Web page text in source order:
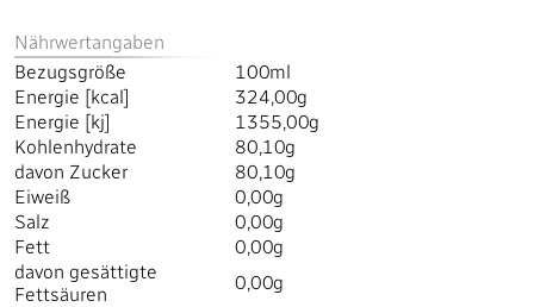
Nährwertangaben
Bezugsgröße
100ml
Energie [kcal]
324,00g
Energie [kj]
1355,00g
Kohlenhydrate
80,10g
davon Zucker
80,10g
Eiweiß
0,00g
Salz
0,00g
Fett
0,00g
davon gesättigte
Fettsäuren
0,00g